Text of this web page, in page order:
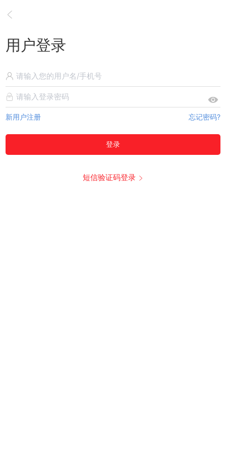
用户登录
新用户注册 忘记密码?
登录
短信验证码登录